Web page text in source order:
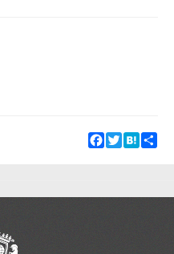
Facebook
TwitterHatena